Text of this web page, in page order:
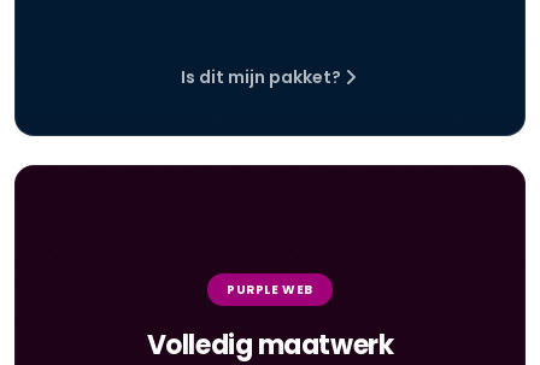
Is dit mijn pakket?
PURPLE WEB
Volledig maatwerk